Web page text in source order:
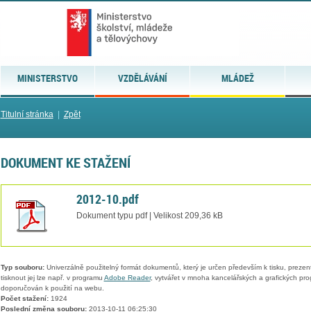
MINISTERSTVO VZDĚLÁVÁNÍ MLÁDEŽ
Titulní stránka| Zpět
DOKUMENT KE STAŽENÍ
2012-10.pdf
Dokument typu pdf | Velikost 209,36 kB
Typ souboru:Univerzálně použitelný formát dokumentů, který je určen především k tisku,
tisknout jej lze např. v programu Adobe Reader, vytvářet v mnoha kancelářských a grafických
doporučován k použití na webu.
Počet stažení:1924
Poslední změna souboru:2013-10-11 06:25:30